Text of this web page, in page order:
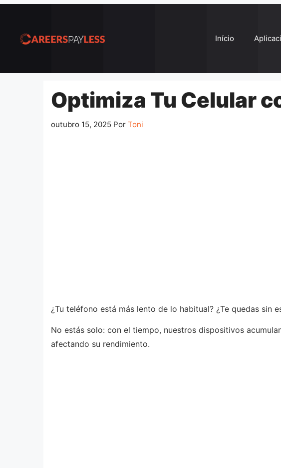
conteúdo
Início
Optimiza Tu Celular
outubro 15, 2025 Por Toni
¿Tu teléfono está más lento de lo habitual? ¿Te quedas sin
No estás solo: con el tiempo, nuestros dispositivos
afectando su rendimiento.